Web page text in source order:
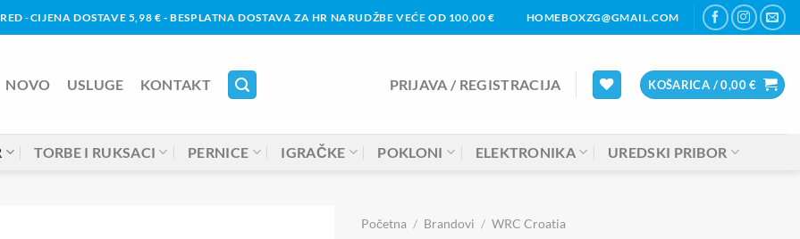
-CIJENA DOSTAVE 5,98 € - BESPLATNA DOSTAVA ZA HR NARUDŽBE VEĆE OD 100,00 € HOMEBOXZG@GMAIL.COM
NOVO USLUGE KONTAKT PRIJAVA / REGISTRACIJA KOŠARICA /0,00€
TORBE I RUKSACI PERNICE IGRAČKE POKLONI ELEKTRONIKA UREDSKI PRIBOR
Početna / Brandovi / WRC Croatia